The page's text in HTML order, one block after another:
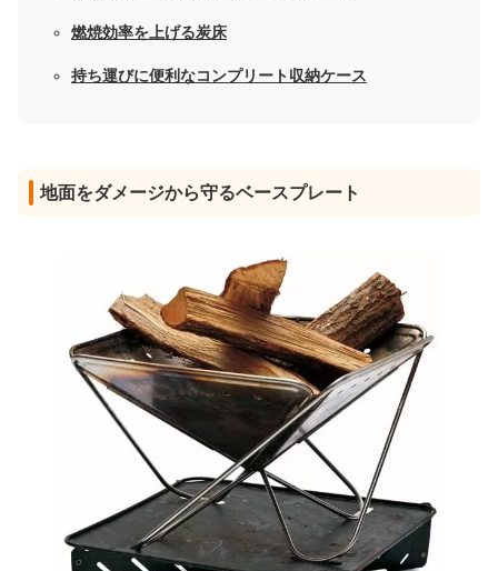
燃焼効率を上げる炭床
持ち運びに便利なコンプリート収納ケース
地面をダメージから守るベースプレート